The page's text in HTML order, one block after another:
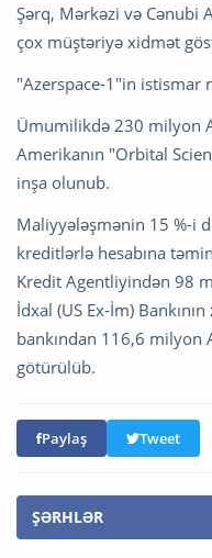
Şərq, Mərkəzi və Cənubi
çox müştəriyə xidmət
"Azerspace-1"in istismar
Ümumilikdə 230 milyon
Amerikanın "Orbital
inşa olunub.
Maliyyələşmənin 15 %-i
kreditlərlə hesabına
Kredit Agentliyindən 98
İdxal (US Ex-İm)
bankından 116,6 milyon
götürülüb.
Paylaş Tweet
ŞƏRHLƏR